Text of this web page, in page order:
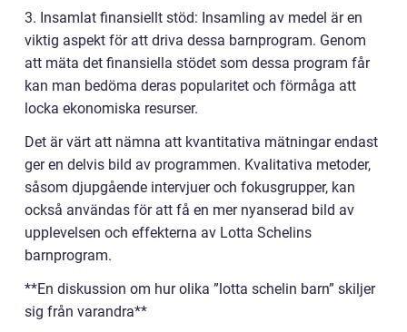
3. Insamlat finansiellt stöd: Insamling av medel är en
viktig aspekt för att driva dessa barnprogram. Genom
att mäta det finansiella stödet som dessa program får
kan man bedöma deras popularitet och förmåga att
locka ekonomiska resurser.
Det är värt att nämna att kvantitativa mätningar endast
ger en delvis bild av programmen. Kvalitativa metoder,
såsom djupgående intervjuer och fokusgrupper, kan
också användas för att få en mer nyanserad bild av
upplevelsen och effekterna av Lotta Schelins
barnprogram.
**En diskussion om hur olika ”lotta schelin barn” skiljer
sig från varandra**